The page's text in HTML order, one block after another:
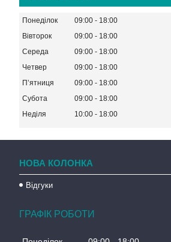
Понеділок 09:00
18:00
Вівторок
09:00
18:00
Середа
09:00
18:00
Четвер
09:00
18:00
Пʼятниця
09:00
18:00
Субота
09:00
18:00
Неділя
10:00 18:00
НОВА КОЛОНКА
Відгуки
ГРАФІК РОБОТИ